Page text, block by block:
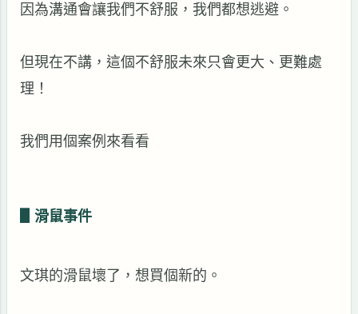
因為溝通會讓我們不舒服，我們都想逃避。
但現在不講，這個不舒服未來只會更大、更難處
理！
我們用個案例來看看
滑鼠事件
文琪的滑鼠壞了，想買個新的。